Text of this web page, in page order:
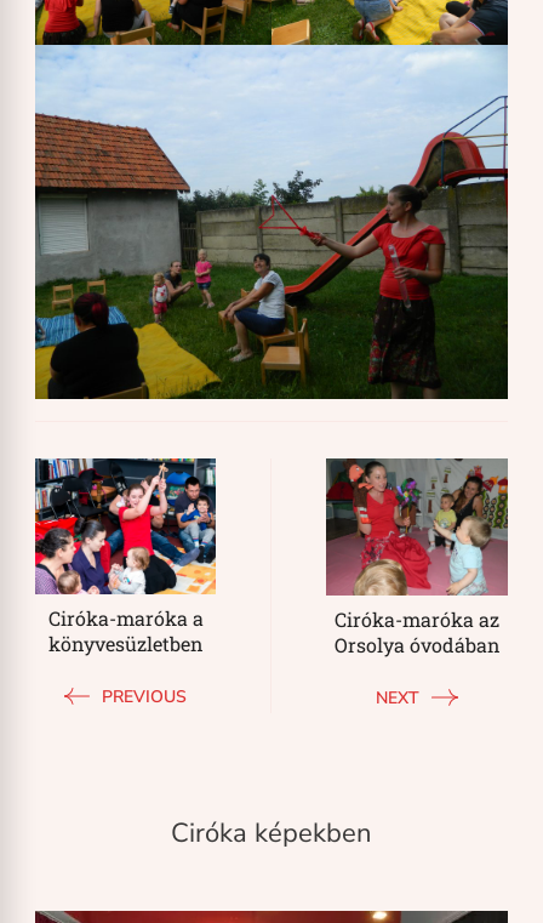
Post
Navigation
Ciróka-maróka a
könyvesüzletben
PREVIOUS
Ciróka-maróka az
Orsolya óvodában
NEXT
Ciróka képekben